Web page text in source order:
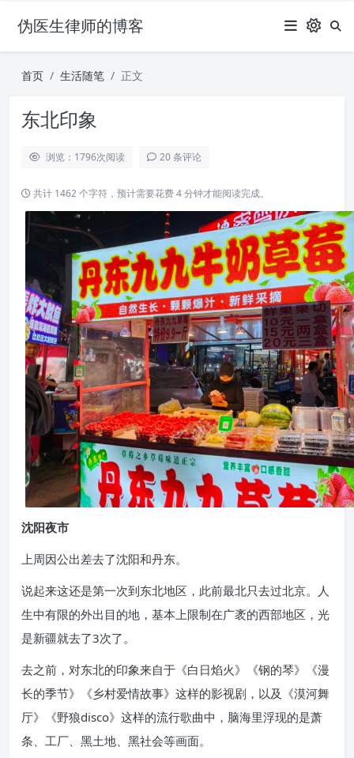
伪医生律师的博客
首页 生活随笔 正文
东北印象
浏览：1796次阅读 20 条评论
共计 1462 个字符，预计需要花费 4 分钟才能阅读完成。
沈阳夜市
上周因公出差去了沈阳和丹东。
说起来这还是第一次到东北地区，此前最北只去过北京。人
生中有限的外出目的地，基本上限制在广袤的西部地区，光
是新疆就去了3次了。
去之前，对东北的印象来自于《白日焰火》《钢的琴》《漫
长的季节》《乡村爱情故事》这样的影视剧，以及《漠河舞
厅》《野狼disco》这样的流行歌曲中，脑海里浮现的是萧
条、工厂、黑土地、黑社会等画面。